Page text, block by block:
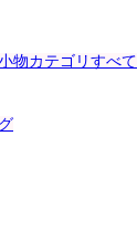
物カテゴリすべて